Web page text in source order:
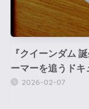
『クイーンダム
ーマーを追うドキ
2026-02-07